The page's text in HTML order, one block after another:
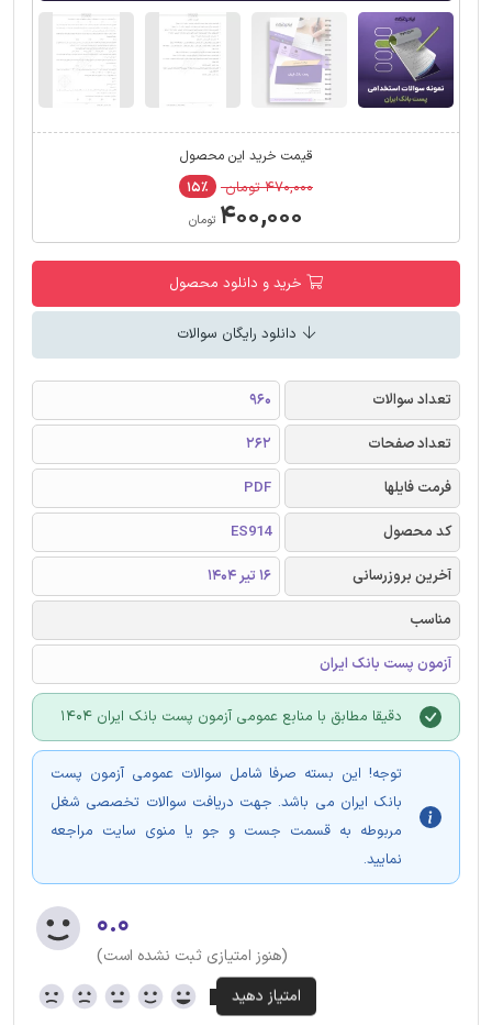
قیمت خرید این محصول
۴۷۰,۰۰۰ تومان ۱۵٪
۴۰۰,۰۰۰ تومان
خرید و دانلود محصول
دانلود رایگان سوالات
تعداد سوالات
960
تعداد صفحات
262
فرمت فایلها
PDF
کد محصول
ES914
آخرین بروزرسانی
16 تیر 1404
مناسب
آزمون پست بانک ایران
دقیقا مطابق با منابع عمومی آزمون پست بانک ایران 1404
توجه! این بسته صرفا شامل سوالات عمومی آزمون پست
بانک ایران می باشد. جهت دریافت سوالات تخصصی شغل
مربوطه به قسمت جست و جو یا منوی سایت مراجعه
نمایید.
۰.۰
(هنوز امتیازی ثبت نشده است)